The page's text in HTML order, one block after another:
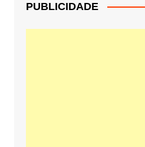
PUBLICIDADE